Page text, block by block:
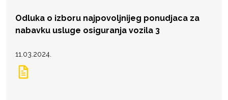
Odluka o izboru najpovoljnijeg ponudjaca za
nabavku usluge osiguranja vozila 3
11.03.2024.